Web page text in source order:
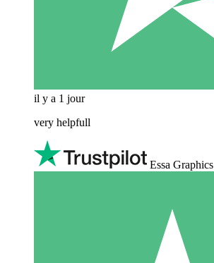
il y a 1 jour
very helpfull
Essa Graphics